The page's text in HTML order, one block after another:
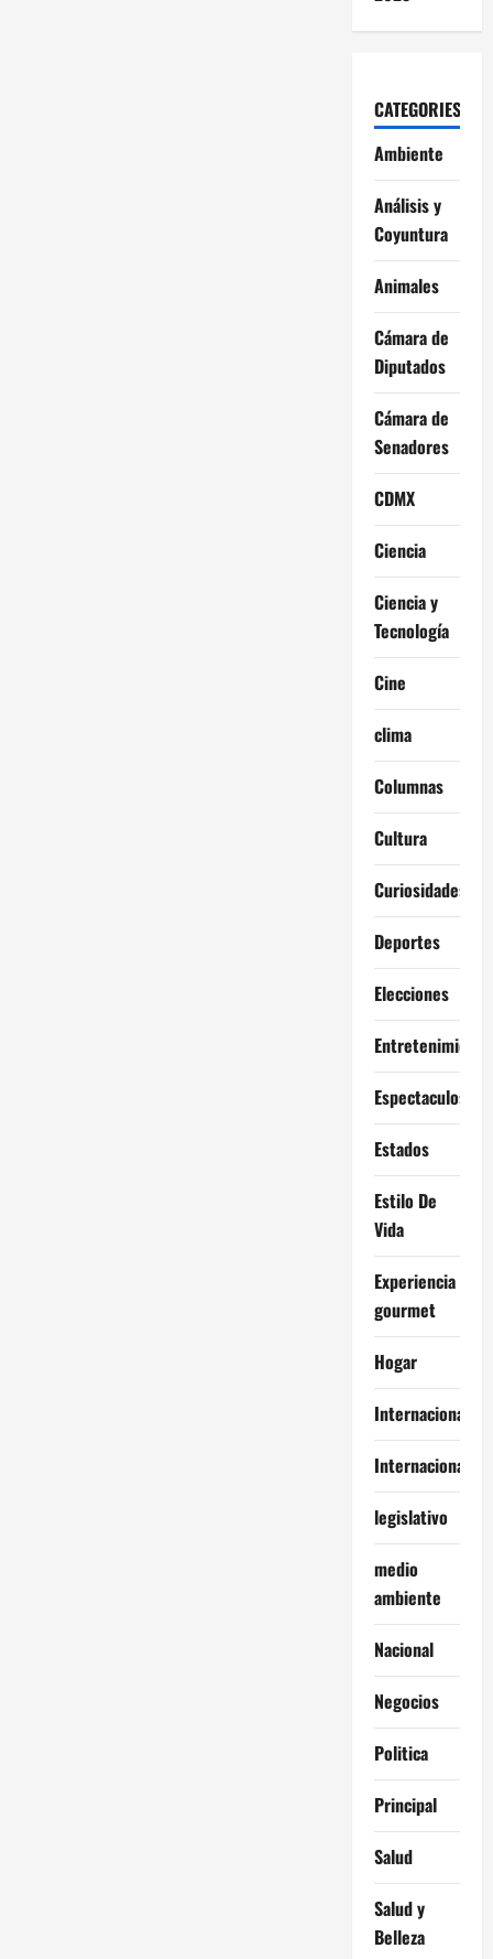
CATEGORIES
Ambiente
Análisis y
Coyuntura
Animales
Cámara de
Diputados
Cámara de
Senadores
CDMX
Ciencia
Ciencia y
Tecnología
Cine
clima
Columnas
Cultura
Curiosidades
Deportes
Elecciones
Entretenimiento
Espectaculos
Estados
Estilo De
Vida
Experiencia
gourmet
Hogar
Internacional
Internacionales
legislativo
medio
ambiente
Nacional
Negocios
Politica
Principal
Salud
Salud y
Belleza